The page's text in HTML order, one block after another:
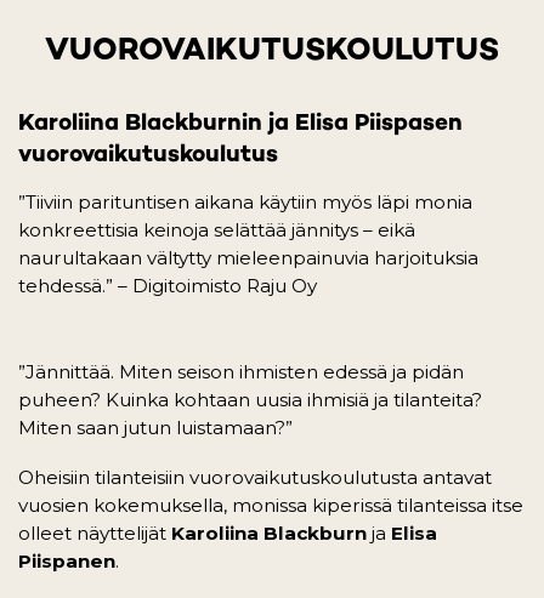
VUOROVAIKUTUSKOULUTUS
Karoliina Blackburnin ja Elisa Piispasen
vuorovaikutuskoulutus
”Tiiviin parituntisen aikana käytiin myös läpi monia
konkreettisia keinoja selättää jännitys – eikä
naurultakaan vältytty mieleenpainuvia harjoituksia
tehdessä.” – Digitoimisto Raju Oy
”Jännittää. Miten seison ihmisten edessä ja pidän
puheen? Kuinka kohtaan uusia ihmisiä ja tilanteita?
Miten saan jutun luistamaan?”
Oheisiin tilanteisiin vuorovaikutuskoulutusta antavat
vuosien kokemuksella, monissa kiperissä tilanteissa itse
olleet näyttelijät Karoliina Blackburn ja Elisa
Piispanen.